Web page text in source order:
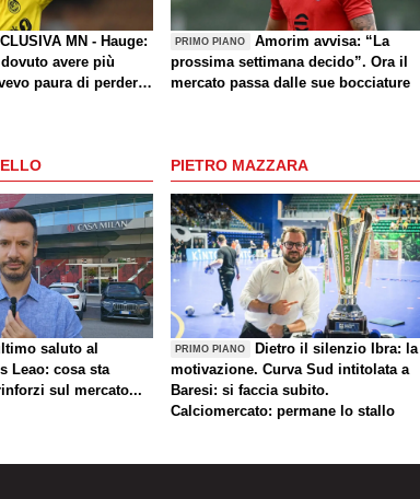
MN - Hauge:
avere più
paura di perdere
Forza Milan!”
PRIMO PIANO
Amorim avvisa: “La
prossima settimana decido”. Ora il
mercato passa dalle sue bocciature
saluto al
Leao: cosa sta
sul mercato...
PIETRO MAZZARA
PRIMO PIANO
Dietro il silenzio Ibra: la
motivazione. Curva Sud intitolata a
Baresi: si faccia subito.
Calciomercato: permane lo stallo